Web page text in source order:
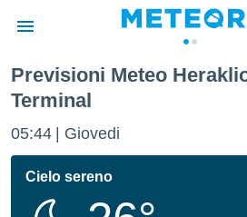
di
per
Previsioni Meteo
Terminal
05:44 Giovedi
Cielo sereno